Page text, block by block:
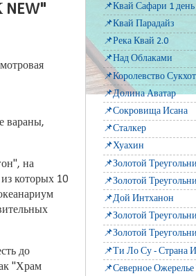
вараны,
на
которых 10
до
"Храм
📌Квай Сафари 1 день
📌Квай Парадайз
📌Река Квай 2.0
📌Над Облаками
📌Королевство
📌Долина Аватар
📌Сокровища Исана
📌Сталкер
📌Хуахин
📌Золотой
📌Золотой
📌Дой Интханон
📌Золотой
📌Золотой
📌Ти Ло Су - Страна
📌Северное